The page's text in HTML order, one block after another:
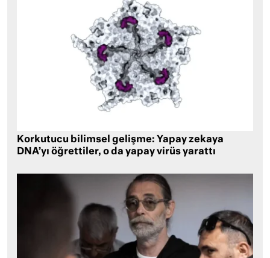
Korkutucu bilimsel gelişme: Yapay zekaya
DNA’yı öğrettiler, o da yapay virüs yarattı